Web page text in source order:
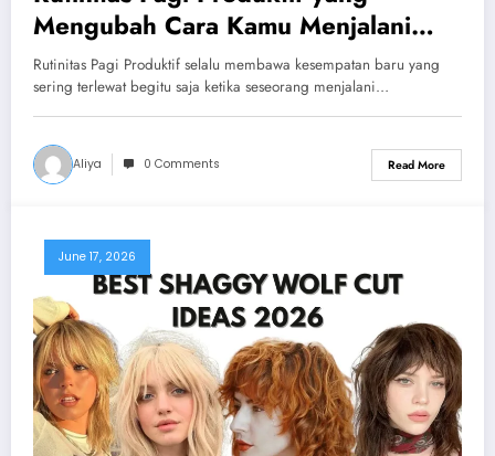
Mengubah Cara Kamu Menjalani
Hari dengan Lebih Terarah dan
Penuh Energi
Rutinitas Pagi Produktif selalu membawa kesempatan baru yang
sering terlewat begitu saja ketika seseorang menjalani…
Aliya 0 Comments Read More
June 17, 2026